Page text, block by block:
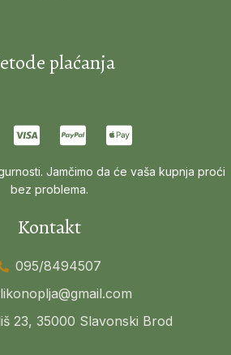
plaćanja
Jamčimo da će vaša kupnja proći
bez problema.
Kontakt
095/8494507
23, 35000 Slavonski Brod